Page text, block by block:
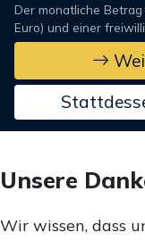
Der monatliche
Euro) und einer
Unsere
Wir wissen, dass